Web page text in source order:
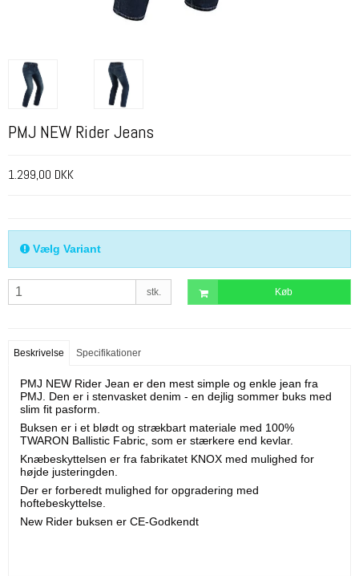
PMJ NEW Rider Jeans
1.299,00 DKK
Vælg Variant
stk. Køb
Beskrivelse Specifikationer
PMJ NEW Rider Jean er den mest simple og enkle jean fra
PMJ. Den er i stenvasket denim - en dejlig sommer buks med
slim fit pasform.
Buksen er i et blødt og strækbart materiale med 100%
TWARON Ballistic Fabric, som er stærkere end kevlar.
Knæbeskyttelsen er fra fabrikatet KNOX med mulighed for
højde justeringden.
Der er forberedt mulighed for opgradering med
hoftebeskyttelse.
New Rider buksen er CE-Godkendt